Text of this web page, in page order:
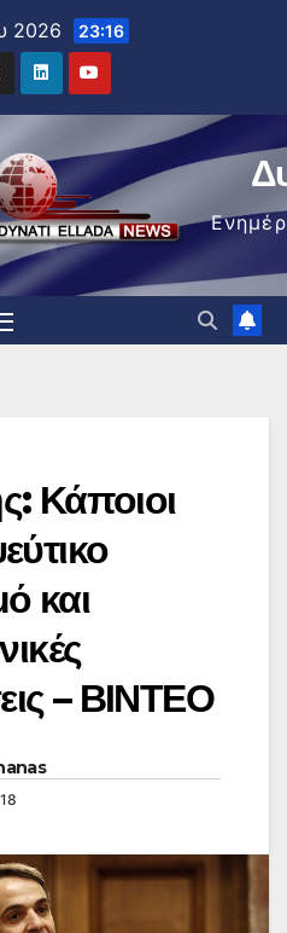
2026 23:16
Κάποιοι
και
– ΒΙΝΤΕΟ